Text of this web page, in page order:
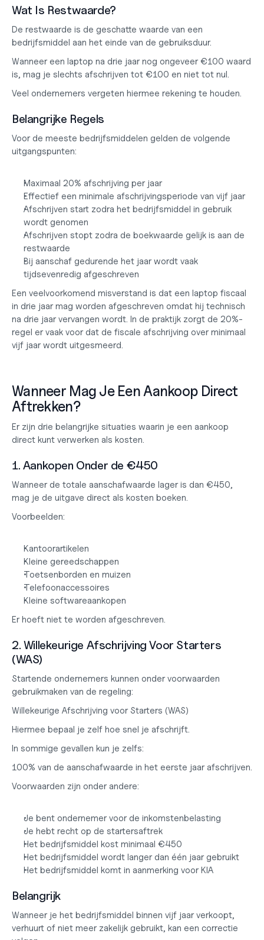
Wat Is Restwaarde?
De restwaarde is de geschatte waarde van een
bedrijfsmiddel aan het einde van de gebruiksduur.
Wanneer een laptop na drie jaar nog ongeveer €100 waard
is, mag je slechts afschrijven tot €100 en niet tot nul.
Veel ondernemers vergeten hiermee rekening te houden.
Belangrijke Regels
Voor de meeste bedrijfsmiddelen gelden de volgende
uitgangspunten:
Maximaal 20% afschrijving per jaar
Effectief een minimale afschrijvingsperiode van vijf jaar
Afschrijven start zodra het bedrijfsmiddel in gebruik
wordt genomen
Afschrijven stopt zodra de boekwaarde gelijk is aan de
restwaarde
Bij aanschaf gedurende het jaar wordt vaak
tijdsevenredig afgeschreven
Een veelvoorkomend misverstand is dat een laptop fiscaal
in drie jaar mag worden afgeschreven omdat hij technisch
na drie jaar vervangen wordt. In de praktijk zorgt de 20%-
regel er vaak voor dat de fiscale afschrijving over minimaal
vijf jaar wordt uitgesmeerd.
Wanneer Mag Je Een Aankoop Direct
Aftrekken?
Er zijn drie belangrijke situaties waarin je een aankoop
direct kunt verwerken als kosten.
1. Aankopen Onder de €450
Wanneer de totale aanschafwaarde lager is dan €450,
mag je de uitgave direct als kosten boeken.
Voorbeelden:
Kantoorartikelen
Kleine gereedschappen
Toetsenborden en muizen
Telefoonaccessoires
Kleine softwareaankopen
Er hoeft niet te worden afgeschreven.
2. Willekeurige Afschrijving Voor Starters
(WAS)
Startende ondernemers kunnen onder voorwaarden
gebruikmaken van de regeling:
Willekeurige Afschrijving voor Starters (WAS)
Hiermee bepaal je zelf hoe snel je afschrijft.
In sommige gevallen kun je zelfs:
100% van de aanschafwaarde in het eerste jaar afschrijven.
Voorwaarden zijn onder andere:
Je bent ondernemer voor de inkomstenbelasting
Je hebt recht op de startersaftrek
Het bedrijfsmiddel kost minimaal €450
Het bedrijfsmiddel wordt langer dan één jaar gebruikt
Het bedrijfsmiddel komt in aanmerking voor KIA
Belangrijk
Wanneer je het bedrijfsmiddel binnen vijf jaar verkoopt,
verhuurt of niet meer zakelijk gebruikt, kan een correctie